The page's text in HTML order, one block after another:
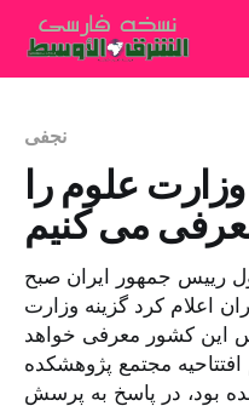
نجفی
علوم را
می کنیم
رییس جمهور ایران صبح
اعلام کرد گزینه وزارت
این کشور معرفی خواهد
مجتمع پژوهشکده
بود، در پاسخ به پرسش